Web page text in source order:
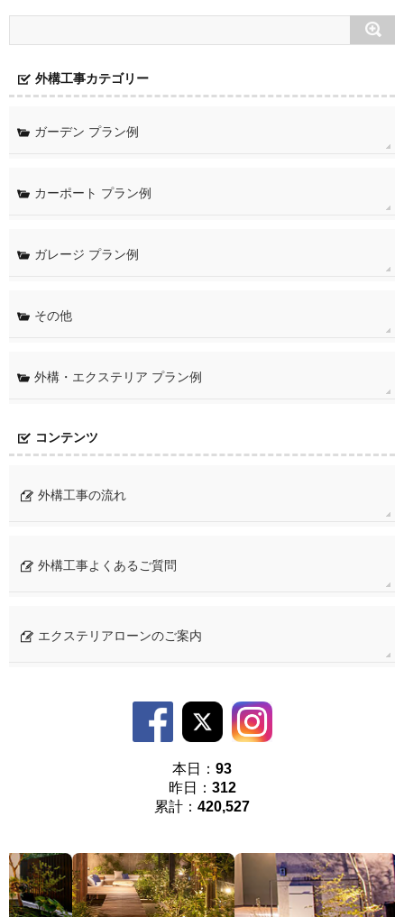
外構工事カテゴリー
ガーデン プラン例
カーポート プラン例
ガレージ プラン例
その他
外構・エクステリア プラン例
コンテンツ
外構工事の流れ
外構工事よくあるご質問
エクステリアローンのご案内
本日： 93
昨日： 312
累計： 420,527